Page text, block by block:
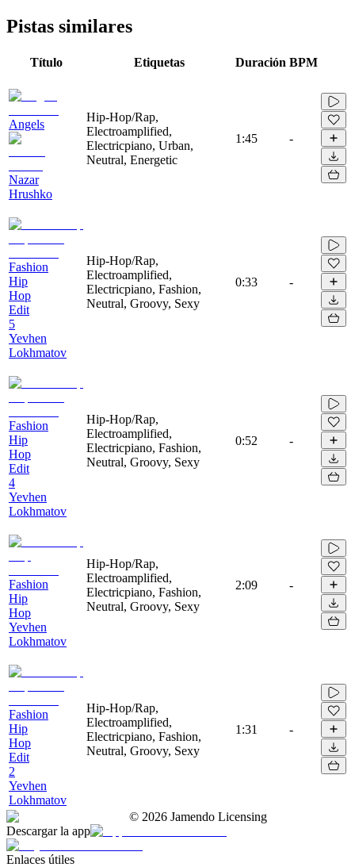
Pistas similares
Título Etiquetas Duración BPM
Angels
Nazar
Hrushko
Hip-Hop/Rap,
Electroamplified,
Electricpiano, Urban,
Neutral, Energetic
1:45 -
Fashion
Hip
Hop
Edit
5
Yevhen
Lokhmatov
Hip-Hop/Rap,
Electroamplified,
Electricpiano, Fashion,
Neutral, Groovy, Sexy
0:33 -
Fashion
Hip
Hop
Edit
4
Yevhen
Lokhmatov
Hip-Hop/Rap,
Electroamplified,
Electricpiano, Fashion,
Neutral, Groovy, Sexy
0:52 -
Fashion
Hip
Hop
Yevhen
Lokhmatov
Hip-Hop/Rap,
Electroamplified,
Electricpiano, Fashion,
Neutral, Groovy, Sexy
2:09 -
Fashion
Hip
Hop
Edit
2
Yevhen
Lokhmatov
Hip-Hop/Rap,
Electroamplified,
Electricpiano, Fashion,
Neutral, Groovy, Sexy
1:31 -
© 2026 Jamendo Licensing
Descargar la app
Enlaces útiles